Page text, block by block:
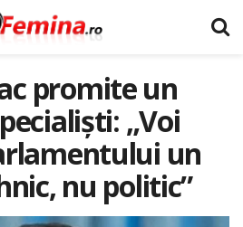
promite un
„Voi
un
nu politic”